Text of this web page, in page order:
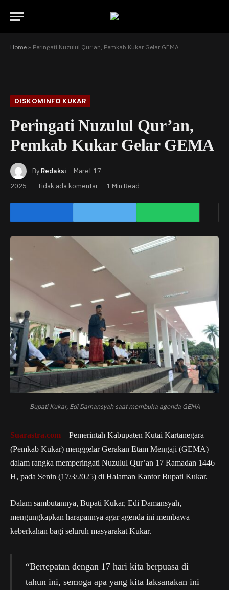
Home » Peringati Nuzulul Qur’an, Pemkab Kukar Gelar GEMA
DISKOMINFO KUKAR
Peringati Nuzulul Qur’an,
Pemkab Kukar Gelar GEMA
By Redaksi
Maret 17,
2025
Tidak ada komentar 1 Min Read
Bupati Kukar, Edi Damansyah saat membuka agenda GEMA
Suarastra.com – Pemerintah Kabupaten Kutai Kartanegara
(Pemkab Kukar) menggelar Gerakan Etam Mengaji (GEMA)
dalam rangka memperingati Nuzulul Qur’an 17 Ramadan 1446
H, pada Senin (17/3/2025) di Halaman Kantor Bupati Kukar.
Dalam sambutannya, Bupati Kukar, Edi Damansyah,
mengungkapkan harapannya agar agenda ini membawa
keberkahan bagi seluruh masyarakat Kukar.
“Bertepatan dengan 17 hari kita berpuasa di
tahun ini, semoga apa yang kita laksanakan ini